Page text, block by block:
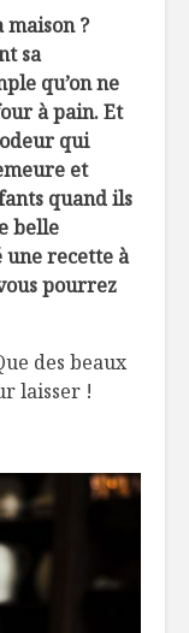
maison ?
sa
qu’on ne
à pain. Et
qui
et
quand ils
belle
une recette à
pourrez
des beaux
laisser !
au
de l’ITHQ